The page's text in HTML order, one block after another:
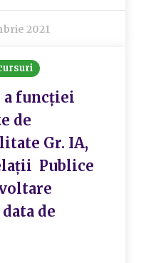
2021
a funcției
de
Gr. IA,
Publice
de